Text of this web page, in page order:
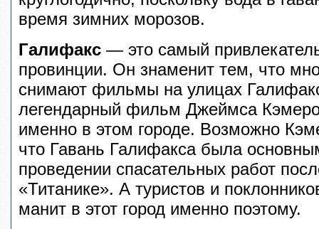
время зимних морозов.
Галифакс — это самый
провинции. Он знаменит тем, что
снимают фильмы на улицах
легендарный фильм Джеймса
именно в этом городе. Возможно
что Гавань Галифакса была
проведении спасательных работ
«Титанике». А туристов и
манит в этот город именно поэтому.